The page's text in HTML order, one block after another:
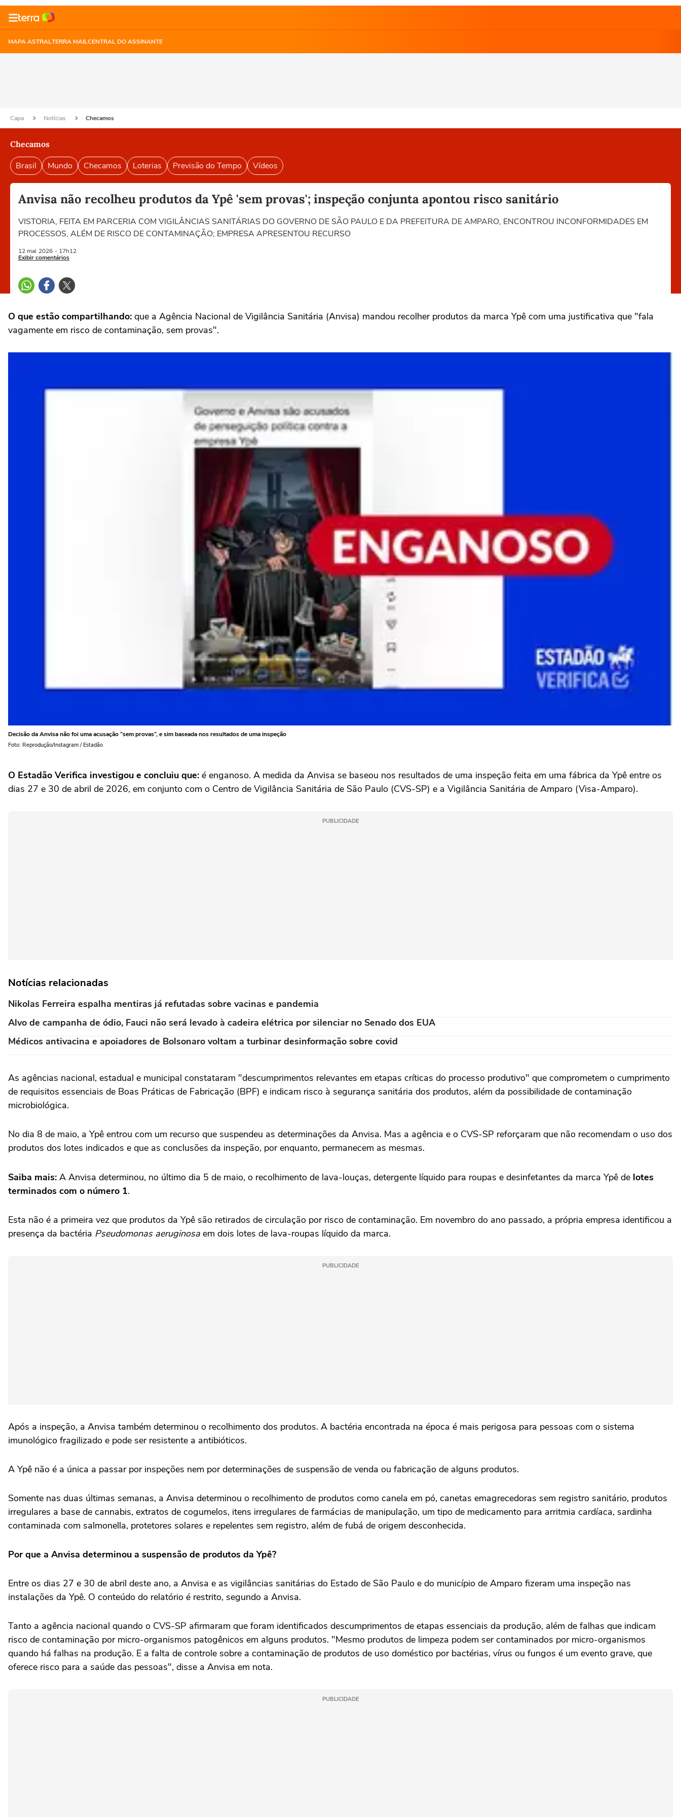
MAPA ASTRALTERRA MAILCENTRAL DO ASSINANTE
Capa Notícias Checamos
Checamos
Brasil Mundo Checamos Loterias Previsão do Tempo Vídeos
Anvisa não recolheu produtos da Ypê 'sem provas'; inspeção conjunta apontou risco sanitário
VISTORIA, FEITA EM PARCERIA COM VIGILÂNCIAS SANITÁRIAS DO GOVERNO DE SÃO PAULO E DA PREFEITURA DE AMPARO, ENCONTROU INCONFORMIDADES EM
PROCESSOS, ALÉM DE RISCO DE CONTAMINAÇÃO; EMPRESA APRESENTOU RECURSO
12 mai 2026 - 17h12
Exibir comentários
O que estão compartilhando: que a Agência Nacional de Vigilância Sanitária (Anvisa) mandou recolher produtos da marca Ypê com uma justificativa que "fala
vagamente em risco de contaminação, sem provas".
Decisão da Anvisa não foi uma acusação “sem provas”, e sim baseada nos resultados de uma inspeção
Foto: Reprodução/Instagram / Estadão
O Estadão Verifica investigou e concluiu que: é enganoso. A medida da Anvisa se baseou nos resultados de uma inspeção feita em uma fábrica da Ypê entre os
dias 27 e 30 de abril de 2026, em conjunto com o Centro de Vigilância Sanitária de São Paulo (CVS-SP) e a Vigilância Sanitária de Amparo (Visa-Amparo).
PUBLICIDADE
Notícias relacionadas
Nikolas Ferreira espalha mentiras já refutadas sobre vacinas e pandemia
Alvo de campanha de ódio, Fauci não será levado à cadeira elétrica por silenciar no Senado dos EUA
Médicos antivacina e apoiadores de Bolsonaro voltam a turbinar desinformação sobre covid
As agências nacional, estadual e municipal constataram "descumprimentos relevantes em etapas críticas do processo produtivo" que comprometem o cumprimento
de requisitos essenciais de Boas Práticas de Fabricação (BPF) e indicam risco à segurança sanitária dos produtos, além da possibilidade de contaminação
microbiológica.
No dia 8 de maio, a Ypê entrou com um recurso que suspendeu as determinações da Anvisa. Mas a agência e o CVS-SP reforçaram que não recomendam o uso dos
produtos dos lotes indicados e que as conclusões da inspeção, por enquanto, permanecem as mesmas.
Saiba mais: A Anvisa determinou, no último dia 5 de maio, o recolhimento de lava-louças, detergente líquido para roupas e desinfetantes da marca Ypê de lotes
terminados com o número 1.
Esta não é a primeira vez que produtos da Ypê são retirados de circulação por risco de contaminação. Em novembro do ano passado, a própria empresa identificou a
presença da bactéria Pseudomonas aeruginosa em dois lotes de lava-roupas líquido da marca.
PUBLICIDADE
Após a inspeção, a Anvisa também determinou o recolhimento dos produtos. A bactéria encontrada na época é mais perigosa para pessoas com o sistema
imunológico fragilizado e pode ser resistente a antibióticos.
A Ypê não é a única a passar por inspeções nem por determinações de suspensão de venda ou fabricação de alguns produtos.
Somente nas duas últimas semanas, a Anvisa determinou o recolhimento de produtos como canela em pó, canetas emagrecedoras sem registro sanitário, produtos
irregulares a base de cannabis, extratos de cogumelos, itens irregulares de farmácias de manipulação, um tipo de medicamento para arritmia cardíaca, sardinha
contaminada com salmonella, protetores solares e repelentes sem registro, além de fubá de origem desconhecida.
Por que a Anvisa determinou a suspensão de produtos da Ypê?
Entre os dias 27 e 30 de abril deste ano, a Anvisa e as vigilâncias sanitárias do Estado de São Paulo e do município de Amparo fizeram uma inspeção nas
instalações da Ypê. O conteúdo do relatório é restrito, segundo a Anvisa.
Tanto a agência nacional quando o CVS-SP afirmaram que foram identificados descumprimentos de etapas essenciais da produção, além de falhas que indicam
risco de contaminação por micro-organismos patogênicos em alguns produtos. "Mesmo produtos de limpeza podem ser contaminados por micro-organismos
quando há falhas na produção. E a falta de controle sobre a contaminação de produtos de uso doméstico por bactérias, vírus ou fungos é um evento grave, que
oferece risco para a saúde das pessoas", disse a Anvisa em nota.
PUBLICIDADE